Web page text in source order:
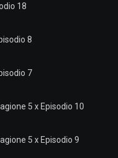
18
8
7
5 x Episodio 10
5 x Episodio 9